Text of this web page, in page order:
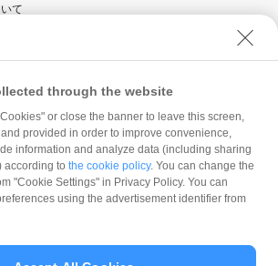
て
する当社の考え方
through the website
or close the banner to leave this screen,
provided in order to improve convenience,
information and analyze data (including sharing
according to the cookie policy. You can change the
"Cookie Settings" in Privacy Policy. You can
using the advertisement identifier from